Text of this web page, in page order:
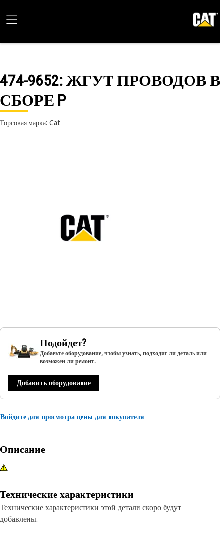
474-9652: ЖГУТ ПРОВОДОВ В
СБОРЕ P
Торговая марка: Cat
Подойдет?
Добавьте оборудование, чтобы узнать, подходит ли деталь или
возможен ли ремонт.
Добавить оборудование
Войдите для просмотра цены для покупателя
Описание
Технические характеристики
Технические характеристики этой детали скоро будут
добавлены.